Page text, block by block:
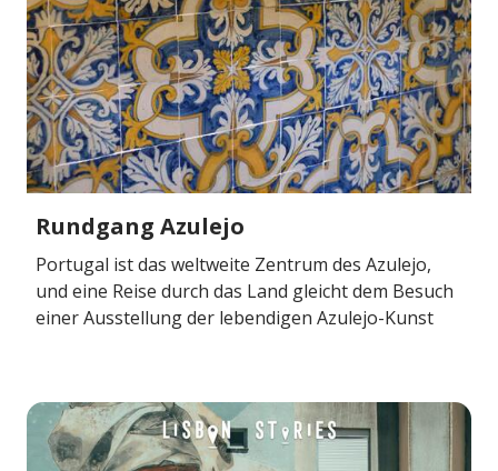
Rundgang Azulejo
Portugal ist das weltweite Zentrum des Azulejo,
und eine Reise durch das Land gleicht dem Besuch
einer Ausstellung der lebendigen Azulejo-Kunst